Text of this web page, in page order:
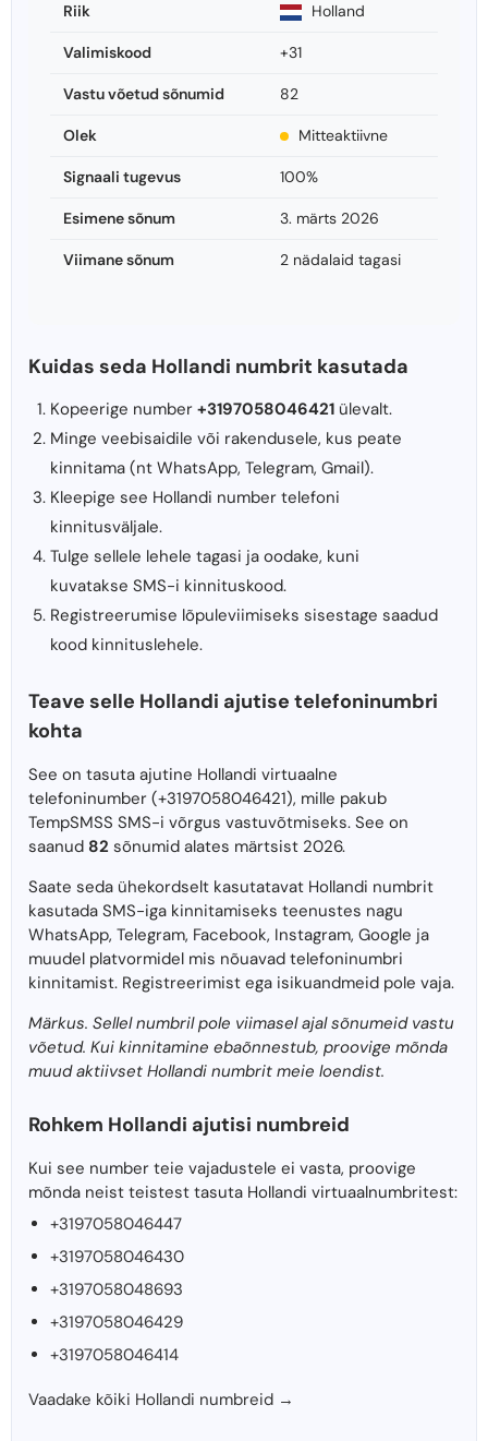
Riik Holland
Valimiskood +31
Vastu võetud sõnumid 82
Olek Mitteaktiivne
Signaali tugevus 100%
Esimene sõnum 3. märts 2026
Viimane sõnum 2 nädalaid tagasi
Kuidas seda Hollandi numbrit kasutada
Kopeerige number +3197058046421 ülevalt.
Minge veebisaidile või rakendusele, kus peate
kinnitama (nt WhatsApp, Telegram, Gmail).
Kleepige see Hollandi number telefoni
kinnitusväljale.
Tulge sellele lehele tagasi ja oodake, kuni
kuvatakse SMS-i kinnituskood.
Registreerumise lõpuleviimiseks sisestage saadud
kood kinnituslehele.
Teave selle Hollandi ajutise telefoninumbri
kohta
See on tasuta ajutine Hollandi virtuaalne
telefoninumber (+3197058046421), mille pakub
TempSMSS SMS-i võrgus vastuvõtmiseks. See on
saanud 82 sõnumid alates märtsist 2026.
Saate seda ühekordselt kasutatavat Hollandi numbrit
kasutada SMS-iga kinnitamiseks teenustes nagu
WhatsApp, Telegram, Facebook, Instagram, Google ja
muudel platvormidel mis nõuavad telefoninumbri
kinnitamist. Registreerimist ega isikuandmeid pole vaja.
Märkus. Sellel numbril pole viimasel ajal sõnumeid vastu
võetud. Kui kinnitamine ebaõnnestub, proovige mõnda
muud aktiivset Hollandi numbrit meie loendist.
Rohkem Hollandi ajutisi numbreid
Kui see number teie vajadustele ei vasta, proovige
mõnda neist teistest tasuta Hollandi virtuaalnumbritest:
+3197058046447
+3197058046430
+3197058048693
+3197058046429
+3197058046414
Vaadake kõiki Hollandi numbreid →